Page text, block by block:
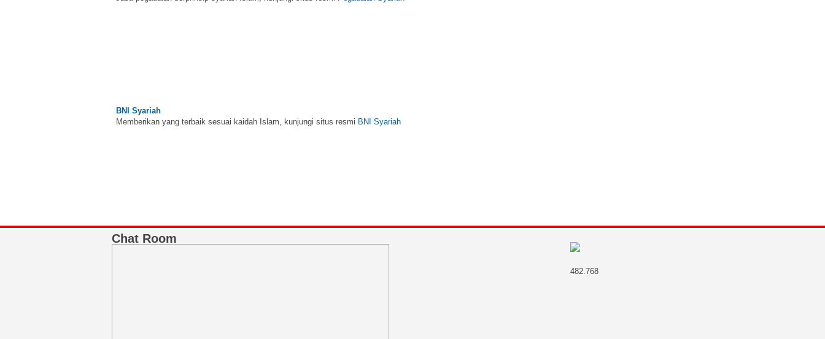
Memberikan yang terbaik sesuai kaidah Islam, kunjungi situs resmi
Chat Room
482.768